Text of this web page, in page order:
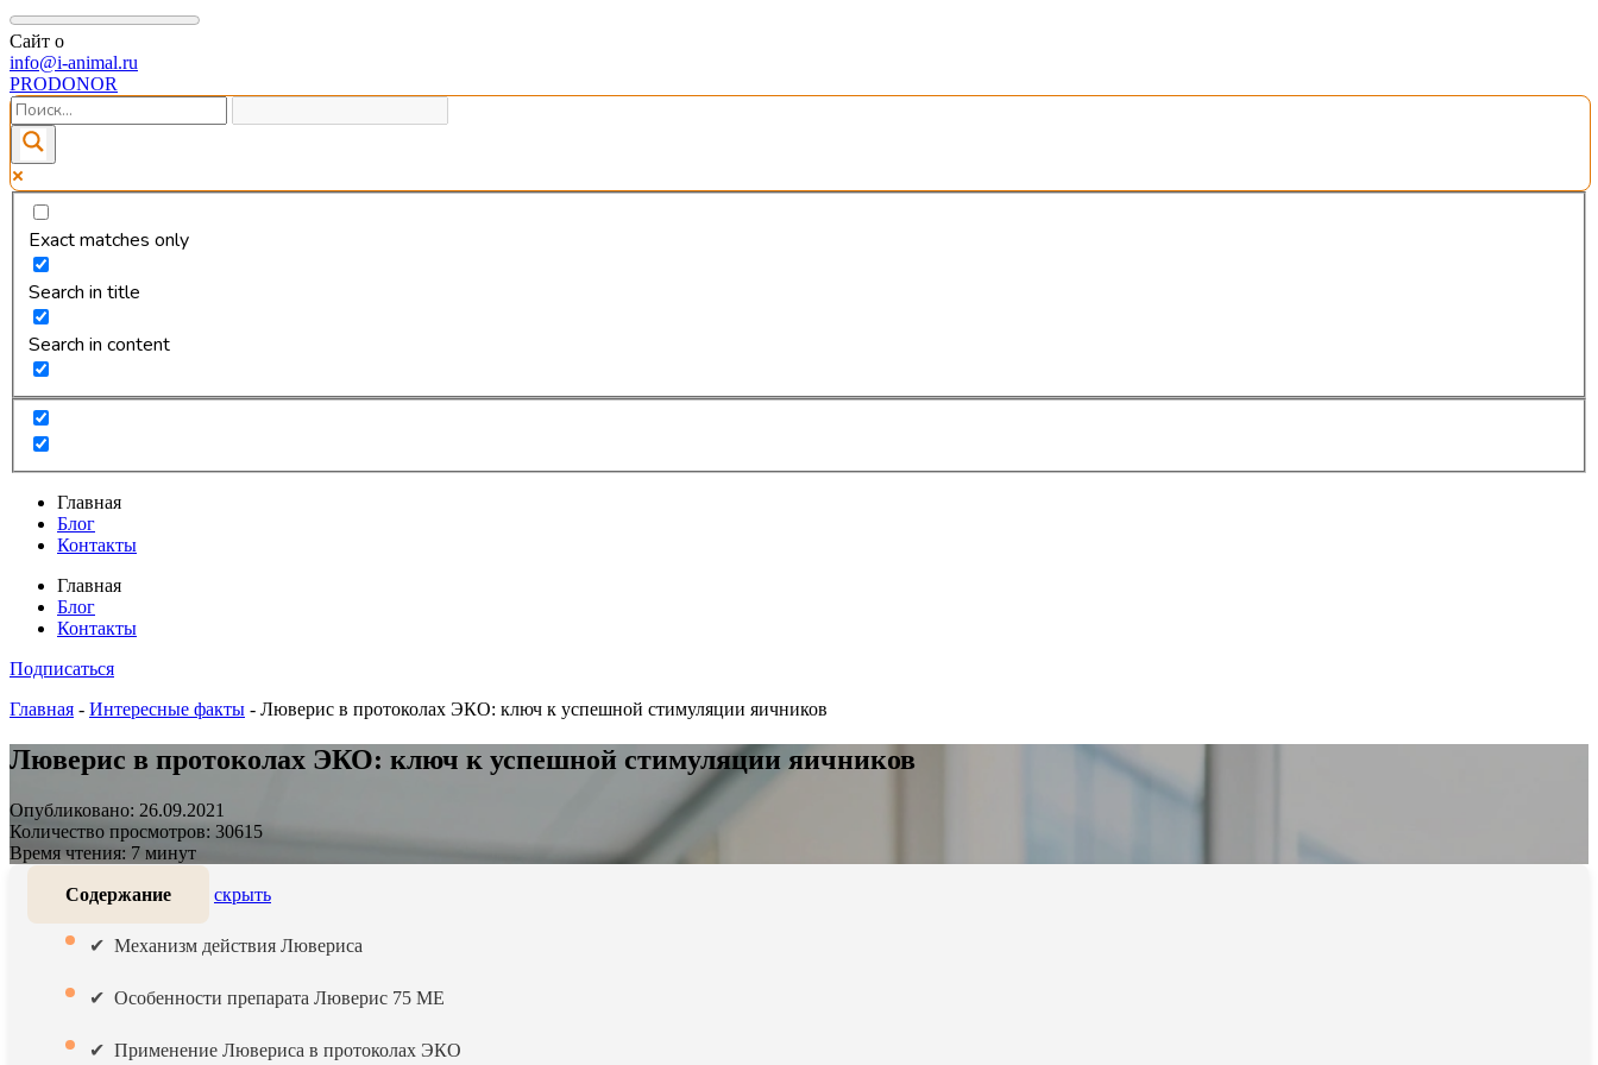
Сайт о
info@i-animal.ru
PRODONOR
Exact matches only
Search in title
Search in content
Главная
Блог
Контакты
Главная
Блог
Контакты
Подписаться
Главная - Интересные факты - Люверис в протоколах ЭКО: ключ к успешной стимуляции яичников
Люверис в протоколах ЭКО: ключ к успешной стимуляции яичников
Опубликовано: 26.09.2021
Количество просмотров: 30615
Время чтения: 7 минут
Содержание скрыть
Механизм действия Лювериса
Особенности препарата Люверис 75 МЕ
Применение Лювериса в протоколах ЭКО